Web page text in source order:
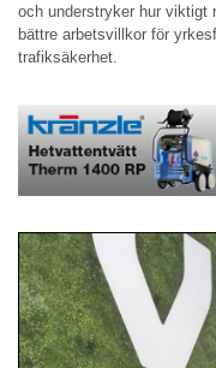
och understryker hur viktigt
bättre arbetsvillkor för
trafiksäkerhet.